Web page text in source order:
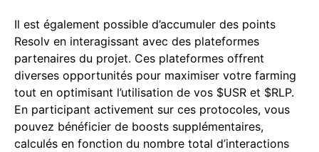
Il est également possible d’accumuler des points
Resolv en interagissant avec des plateformes
partenaires du projet. Ces plateformes offrent
diverses opportunités pour maximiser votre farming
tout en optimisant l’utilisation de vos $USR et $RLP.
En participant activement sur ces protocoles, vous
pouvez bénéficier de boosts supplémentaires,
calculés en fonction du nombre total d’interactions